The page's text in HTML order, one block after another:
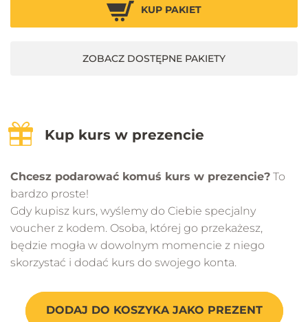
KUP PAKIET
ZOBACZ DOSTĘPNE PAKIETY
Kup kurs w prezencie
Chcesz podarować komuś kurs w prezencie? To
bardzo proste!
Gdy kupisz kurs, wyślemy do Ciebie specjalny
voucher z kodem. Osoba, której go przekażesz,
będzie mogła w dowolnym momencie z niego
skorzystać i dodać kurs do swojego konta.
DODAJ DO KOSZYKA JAKO PREZENT